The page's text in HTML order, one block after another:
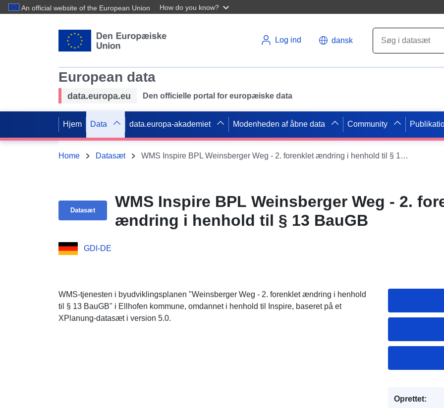
An official website of the European Union How do you know?
Log ind dansk
European data
data.europa.eu Den officielle portal for europæiske data
Hjem Data data.europa-akademiet Modenheden af åbne data Community
Home Datasæt WMS Inspire BPL Weinsberger Weg - 2. forenklet ændring i henhold til § 13 BauGB
Datasæt
WMS Inspire BPL Weinsberger Weg - 2.
ændring i henhold til § 13 BauGB
GDI-DE
WMS-tjenesten i byudviklingsplanen "Weinsberger Weg - 2. forenklet ændring i henhold
til § 13 BauGB" i Ellhofen kommune, omdannet i henhold til Inspire, baseret på et
XPlanung-datasæt i version 5.0.
Oprettet: